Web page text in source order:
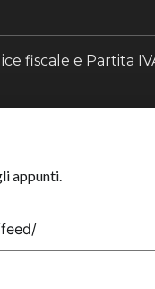
fiscale e Partita
appunti.